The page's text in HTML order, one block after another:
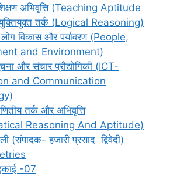
अभिवृत्ति (Teaching Aptitude
तर्क (Logical Reasoning)
विकास और पर्यावरण (People,
and Environment)
और संचार प्रौद्योगिकी (ICT-
and Communication
तर्क और अभिवृत्ति
Reasoning And Aptitude)
(संपादक- हजारी प्रसाद द्विवेदी)
-07